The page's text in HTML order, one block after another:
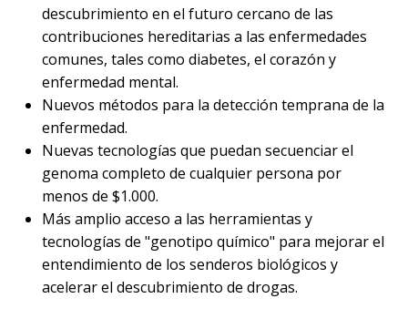
descubrimiento en el futuro cercano de las
contribuciones hereditarias a las enfermedades
comunes, tales como diabetes, el corazón y
enfermedad mental.
Nuevos métodos para la detección temprana de la
enfermedad.
Nuevas tecnologías que puedan secuenciar el
genoma completo de cualquier persona por
menos de $1.000.
Más amplio acceso a las herramientas y
tecnologías de "genotipo químico" para mejorar el
entendimiento de los senderos biológicos y
acelerar el descubrimiento de drogas.